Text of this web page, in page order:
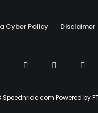
Cyber Policy Disclaimer
Speednride.com Powered by